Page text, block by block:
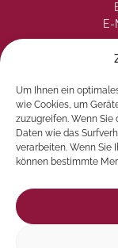
Um Ihnen ein
wie Cookies, um
zuzugreifen. Wenn
Daten wie das
verarbeiten. Wenn Sie
können bestimmte